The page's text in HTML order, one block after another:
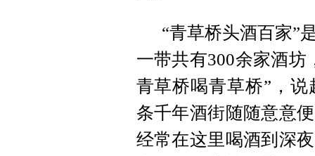
“青草桥头酒百家”
一带共有300余家酒
青草桥喝青草桥”，
条千年酒街随随意意
经常在这里喝酒到深